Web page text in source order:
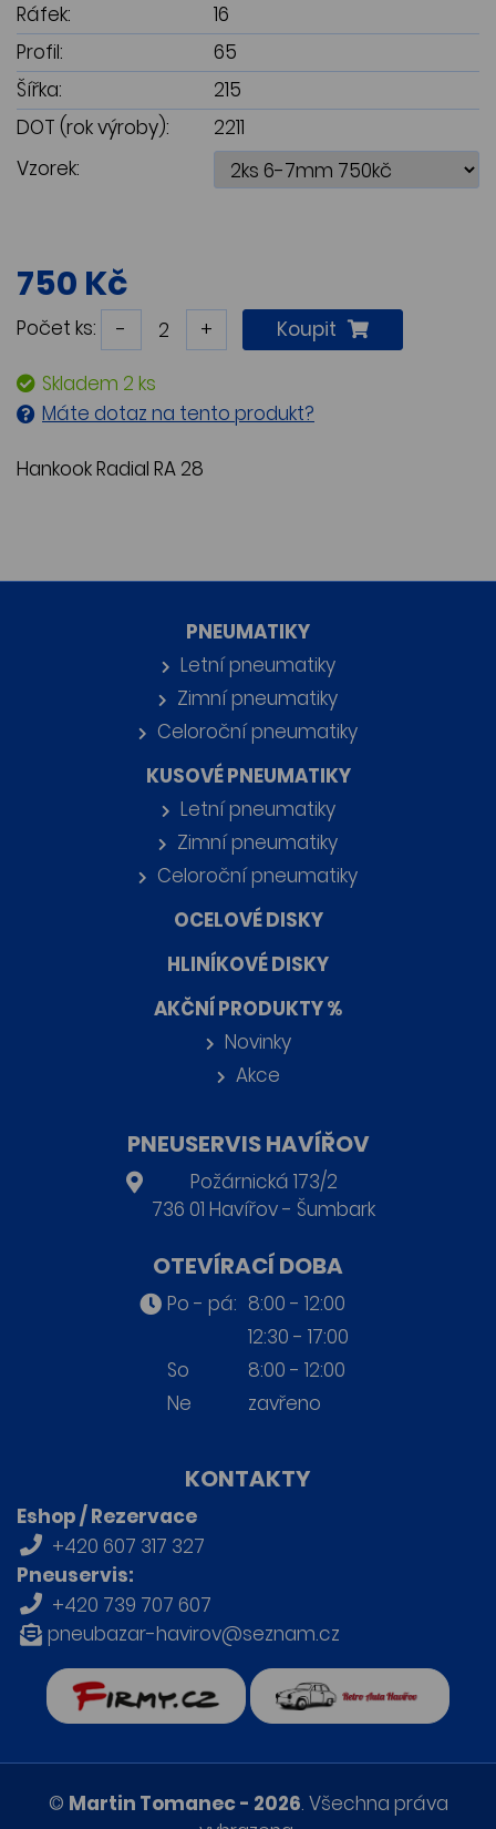
Ráfek:
16
Profil:
65
Šířka:
215
DOT (rok výroby):
2211
Vzorek:
750 Kč
Počet ks: - + Koupit
Skladem 2 ks
Máte dotaz na tento produkt?
Hankook Radial RA 28
PNEUMATIKY
Letní pneumatiky
Zimní pneumatiky
Celoroční pneumatiky
KUSOVÉ PNEUMATIKY
Letní pneumatiky
Zimní pneumatiky
Celoroční pneumatiky
OCELOVÉ DISKY
HLINÍKOVÉ DISKY
AKČNÍ PRODUKTY %
Novinky
Akce
PNEUSERVIS HAVÍŘOV
Požárnická 173/2
736 01 Havířov - Šumbark
OTEVÍRACÍ DOBA
Po - pá: 8:00 - 12:00
12:30 - 17:00
So
8:00 - 12:00
Ne
zavřeno
KONTAKTY
Eshop / Rezervace
+420 607 317 327
Pneuservis:
+420 739 707 607
pneubazar-havirov@seznam.cz
Retro auta Havířov
© Martin Tomanec - 2026. Všechna práva